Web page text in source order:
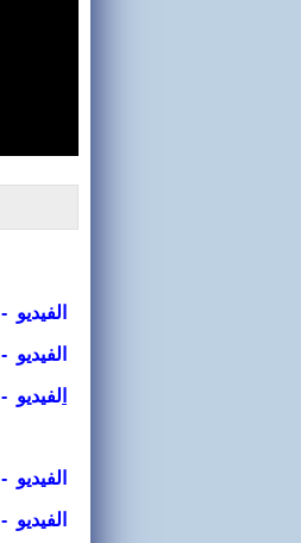
الفيديو - 1 - :
الفيديو - 2 - :
لفيديو - 3 - :
الفيديو - 4 - :
الفيديو - 5 -